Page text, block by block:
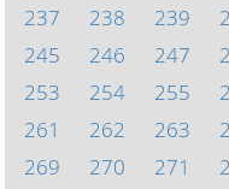
237
238 239
245
246 247
253
254 255
261
262 263
269
270 271